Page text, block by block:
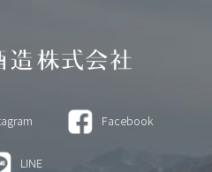
Facebook
LINE